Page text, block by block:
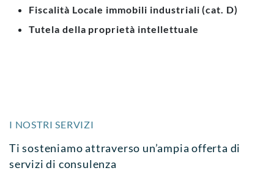
Fiscalità Locale immobili industriali (cat. D)
Tutela della proprietà intellettuale
I NOSTRI SERVIZI
Ti sosteniamo attraverso un’ampia offerta di
servizi di consulenza